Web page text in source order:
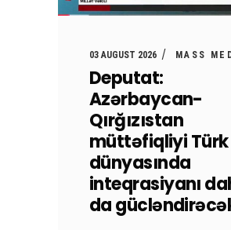
03 AUGUST 2026 MASS
Deputat:
Azərbaycan-
Qırğızıstan
müttəfiqliyi Türk
dünyasında
inteqrasiyanı
da